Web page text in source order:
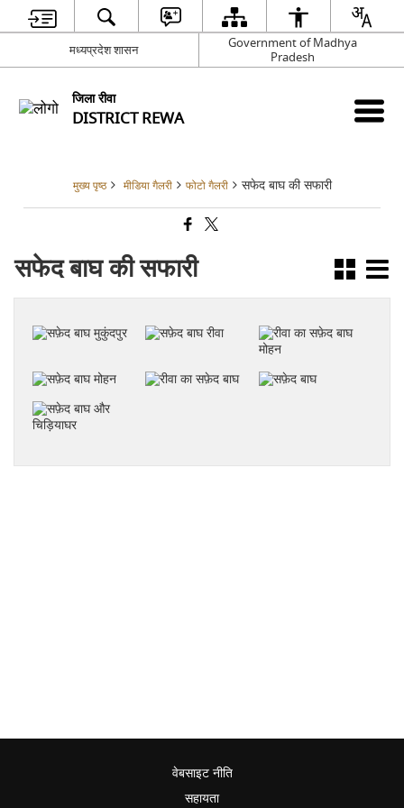
मध्यप्रदेश शासन
Government of Madhya
Pradesh
जिला रीवा
DISTRICT REWA
मुख्य पृष्ठ मीडिया गैलरी फोटो गैलरी सफेद बाघ की सफारी
सफेद बाघ की सफारी
वेबसाइट नीति
सहायता